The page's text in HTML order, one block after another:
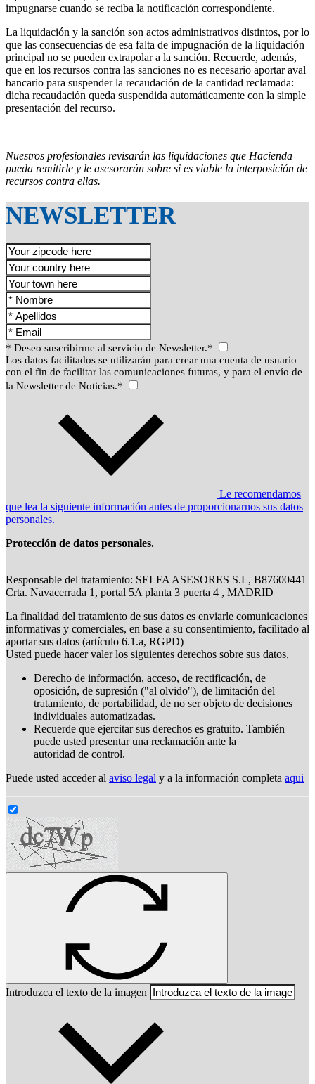
impugnarse cuando se reciba la notificación correspondiente.
La liquidación y la sanción son actos administrativos distintos, por lo
que las consecuencias de esa falta de impugnación de la liquidación
principal no se pueden extrapolar a la sanción. Recuerde, además,
que en los recursos contra las sanciones no es necesario aportar aval
bancario para suspender la recaudación de la cantidad reclamada:
dicha recaudación queda suspendida automáticamente con la simple
presentación del recurso.
Nuestros profesionales revisarán las liquidaciones que Hacienda
pueda remitirle y le asesorarán sobre si es viable la interposición de
recursos contra ellas.
NEWSLETTER
* Deseo suscribirme al servicio de Newsletter.*
Los datos facilitados se utilizarán para crear una cuenta de usuario
con el fin de facilitar las comunicaciones futuras, y para el envío de
la Newsletter de Noticias.*
Le recomendamos
que lea la siguiente información antes de proporcionarnos sus datos
personales.
Protección de datos personales.
Responsable del tratamiento: SELFA ASESORES S.L, B87600441
Crta. Navacerrada 1, portal 5A planta 3 puerta 4 , MADRID
La finalidad del tratamiento de sus datos es enviarle comunicaciones
informativas y comerciales, en base a su consentimiento, facilitado al
aportar sus datos (artículo 6.1.a, RGPD)
Usted puede hacer valer los siguientes derechos sobre sus datos,
Derecho de información, acceso, de rectificación, de
oposición, de supresión ("al olvido"), de limitación del
tratamiento, de portabilidad, de no ser objeto de decisiones
individuales automatizadas.
Recuerde que ejercitar sus derechos es gratuito. También
puede usted presentar una reclamación ante la
autoridad de control.
Puede usted acceder al aviso legal y a la información completa aqui
Introduzca el texto de la imagen